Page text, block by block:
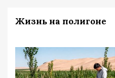
Жизнь на полигоне